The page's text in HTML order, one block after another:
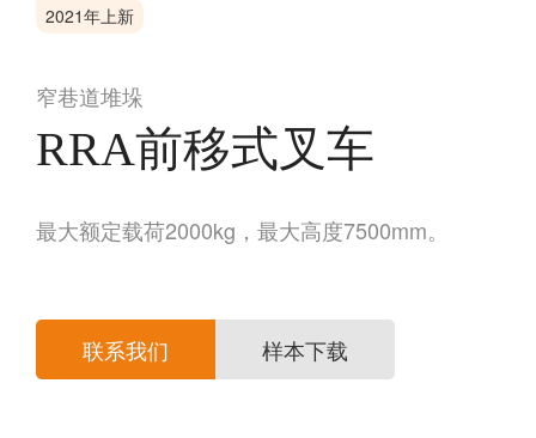
2021年上新
窄巷道堆垛
RRA前移式叉车
最大额定载荷2000kg，最大高度7500mm。
联系我们 样本下载